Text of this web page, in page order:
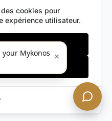
cookies pour
expérience utilisateur.
essentiels
Mykonos ×